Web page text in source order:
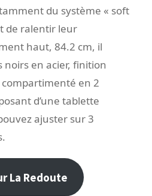
du système « soft
de ralentir leur
haut, 84.2 cm, il
noirs en acier, finition
en 2
d’une tablette
ajuster sur 3
La Redoute